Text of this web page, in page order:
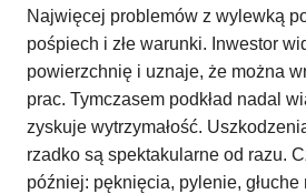
Najwięcej problemów z wylewką
pośpiech i złe warunki. Inwestor
powierzchnię i uznaje, że można
prac. Tymczasem podkład nadal
zyskuje wytrzymałość.
rzadko są spektakularne od razu.
później: pęknięcia, pylenie,